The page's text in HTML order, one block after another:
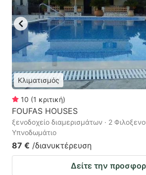
Κλιματισμός
10 (1 κριτική)
FOUFAS HOUSES
ξενοδοχείο διαμερισμάτων · 2
Υπνοδωμάτιο
87 € /διανυκτέρευση
Δείτε την